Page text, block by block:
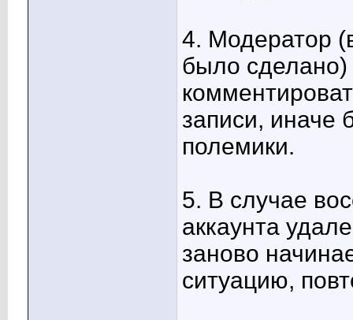
4. Модератор
было
записи, иначе
полемики.
5. В случае
аккаунта
заново
ситуацию,